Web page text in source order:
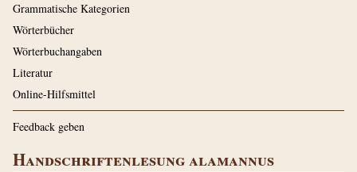
Grammatische Kategorien
Wörterbücher
Wörterbuchangaben
Literatur
Online-Hilfsmittel
Feedback geben
Handschriftenlesung alamannus